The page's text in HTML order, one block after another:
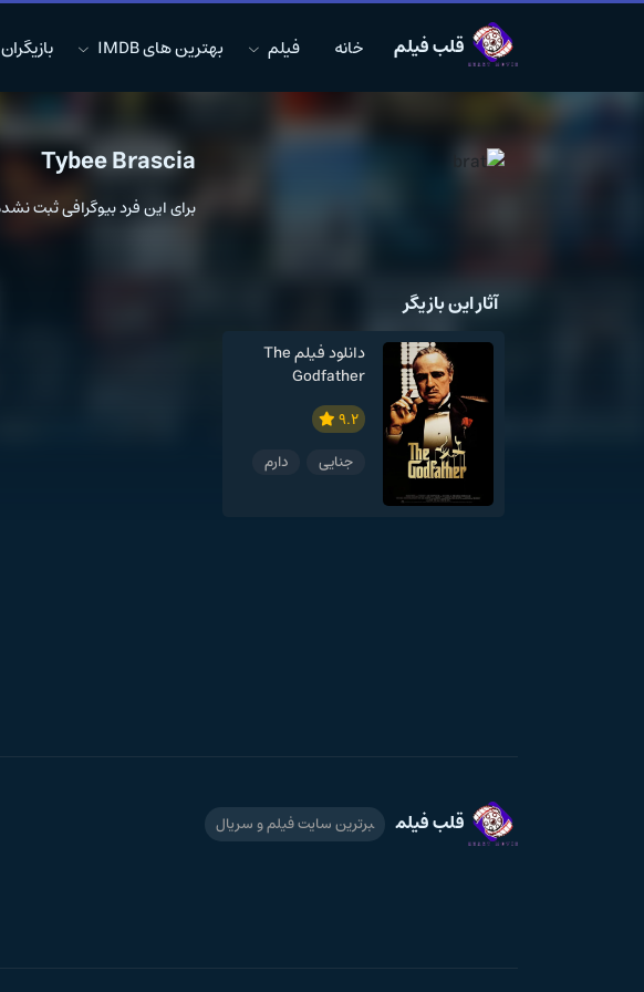
قلب فیلم خانه فیلم بهترین های IMDB بازیگران
Tybee Brascia
برای این فرد بیوگرافی ثبت
آثار این بازیگر
دانلود فیلم The
Godfather
9.2
جنایی
دارم
قلب فیلم برترین سایت فیلم و سریال